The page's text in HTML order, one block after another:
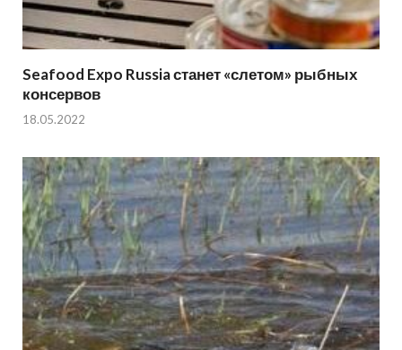
Seafood Expo Russia станет «слетом» рыбных
консервов
18.05.2022